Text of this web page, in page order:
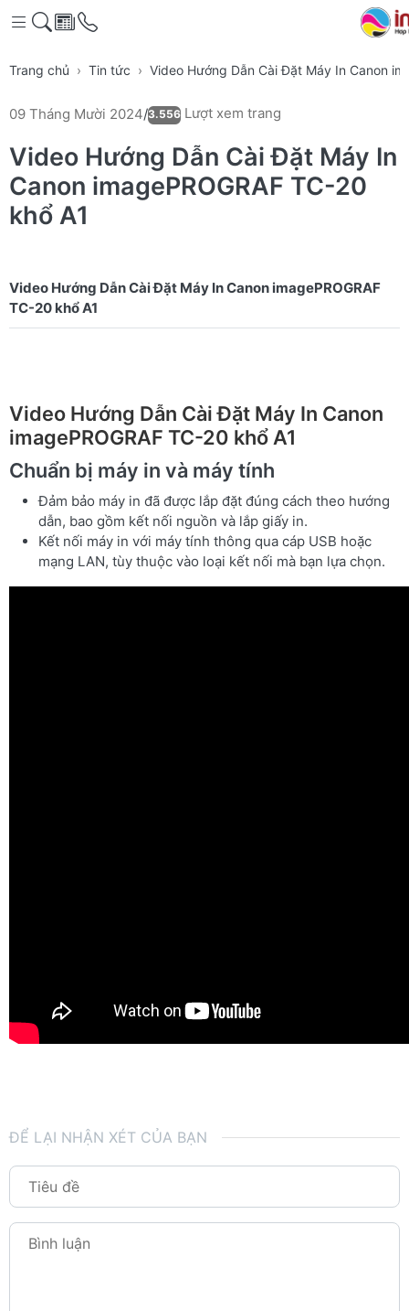
Trang chủ Tin tức Video Hướng Dẫn Cài Đặt Máy In Canon
09 Tháng Mười 2024/3.556 Lượt xem trang
Video Hướng Dẫn Cài Đặt Máy In
Canon imagePROGRAF TC-20
khổ A1
Video Hướng Dẫn Cài Đặt Máy In Canon imagePROGRAF
Video Hướng Dẫn Cài Đặt Máy In Canon
imagePROGRAF TC-20 khổ A1
Chuẩn bị máy in và máy tính
Đảm bảo máy in đã được lắp đặt đúng cách theo hướng
dẫn, bao gồm kết nối nguồn và lắp giấy in.
Kết nối máy in với máy tính thông qua cáp USB hoặc
mạng LAN, tùy thuộc vào loại kết nối mà bạn lựa chọn.
ĐỂ LẠI NHẬN XÉT CỦA BẠN